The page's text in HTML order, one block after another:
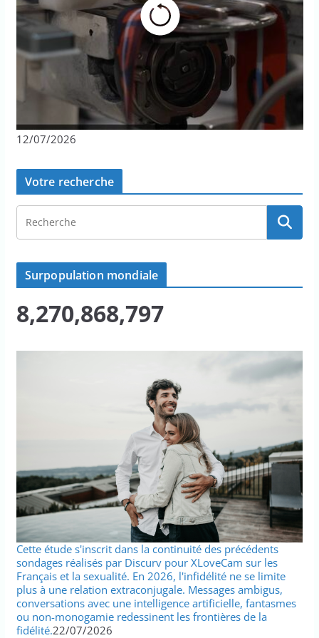
12/07/2026
Votre recherche
Surpopulation mondiale
8,270,868,797
Cette étude s'inscrit dans la continuité des précédents
sondages réalisés par Discurv pour XLoveCam sur les
Français et la sexualité. En 2026, l'infidélité ne se limite
plus à une relation extraconjugale. Messages ambigus,
conversations avec une intelligence artificielle, fantasmes
ou non-monogamie redessinent les frontières de la
fidélité.22/07/2026